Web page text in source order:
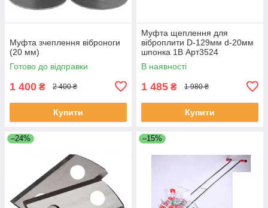
Муфта зчеплення віброноги
(20 мм)
Готово до відправки
1 400 ₴ 2 400 ₴
Купити
Муфта щеплення для
віброплити D-129мм d-20мм
шпонка 1B Арт3524
В наявності
1 485 ₴ 1 980 ₴
Купити
–24% –15%